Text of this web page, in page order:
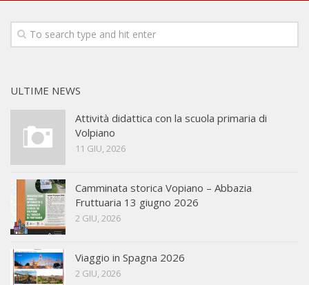
ULTIME NEWS
Attività didattica con la scuola primaria di
Volpiano
11 GIU, 2026
Camminata storica Vopiano – Abbazia
Fruttuaria 13 giugno 2026
2 GIU, 2026
Viaggio in Spagna 2026
2 GIU, 2026